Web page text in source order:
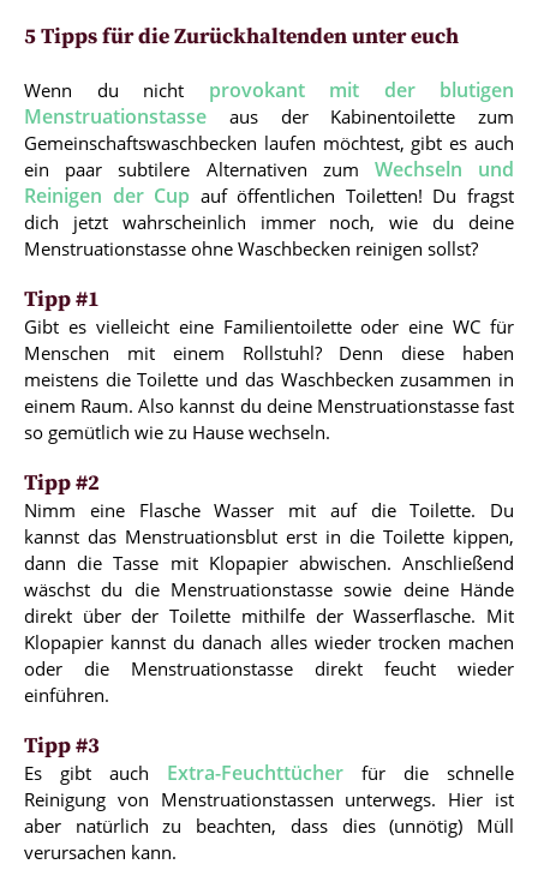
5 Tipps für die Zurückhaltenden unter euch
Wenn du nicht provokant mit der blutigen
Menstruationstasse aus der Kabinentoilette zum
Gemeinschaftswaschbecken laufen möchtest, gibt es auch
ein paar subtilere Alternativen zum Wechseln und
Reinigen der Cup auf öffentlichen Toiletten! Du fragst
dich jetzt wahrscheinlich immer noch, wie du deine
Menstruationstasse ohne Waschbecken reinigen sollst?
Tipp #1
Gibt es vielleicht eine Familientoilette oder eine WC für
Menschen mit einem Rollstuhl? Denn diese haben
meistens die Toilette und das Waschbecken zusammen in
einem Raum. Also kannst du deine Menstruationstasse fast
so gemütlich wie zu Hause wechseln.
Tipp #2
Nimm eine Flasche Wasser mit auf die Toilette. Du
kannst das Menstruationsblut erst in die Toilette kippen,
dann die Tasse mit Klopapier abwischen. Anschließend
wäschst du die Menstruationstasse sowie deine Hände
direkt über der Toilette mithilfe der Wasserflasche. Mit
Klopapier kannst du danach alles wieder trocken machen
oder die Menstruationstasse direkt feucht wieder
einführen.
Tipp #3
Es gibt auch Extra-Feuchttücher für die schnelle
Reinigung von Menstruationstassen unterwegs. Hier ist
aber natürlich zu beachten, dass dies (unnötig) Müll
verursachen kann.